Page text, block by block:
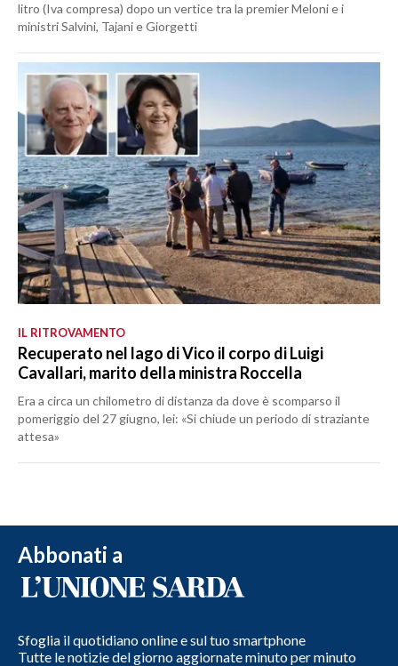
litro (Iva compresa) dopo un vertice tra la premier Meloni e i
ministri Salvini, Tajani e Giorgetti
IL RITROVAMENTO
Recuperato nel lago di Vico il corpo di Luigi
Cavallari, marito della ministra Roccella
Era a circa un chilometro di distanza da dove è scomparso il
pomeriggio del 27 giugno, lei: «Si chiude un periodo di straziante
attesa»
Abbonati a
Sfoglia il quotidiano online e sul tuo smartphone
Tutte le notizie del giorno aggiornate minuto per minuto